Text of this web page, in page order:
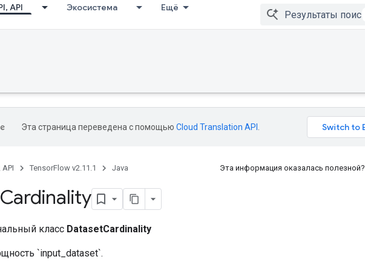
API Экосистема Ещё
Эта страница переведена с помощью Cloud Translation API
API TensorFlow v2.11.1 Java Эта информация оказалась полезной?
Cardinality
класс DatasetCardinality
`input_dataset`.